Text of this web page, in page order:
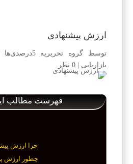
ارزش پیشنهادی
توسطگروه تحریریه 5درصدی‌ها
بازاریابی |0 نظر
فهرست مطالب
چرا ارزش
چطور ارزش